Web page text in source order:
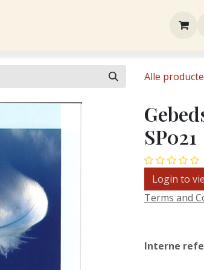
Contact
Alle
SP021
Login to
Terms and
Interne